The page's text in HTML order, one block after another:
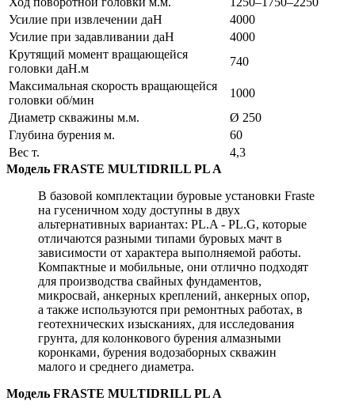
Усилие при извлечении даН
4000
Усилие при задавливании даН
4000
Крутящий момент вращающейся
головки даН.м
740
Максимальная скорость вращающейся
головки об/мин
1000
Диаметр скважины м.м.
Ø 250
Глубина бурения м.
60
Вес т.
4,3
Модель FRASTE MULTIDRILL PL A
В базовой комплектации буровые установки Fraste
на гусеничном ходу доступны в двух
альтернативных вариантах: PL.A - PL.G, которые
отличаются разными типами буровых мачт в
зависимости от характера выполняемой работы.
Компактные и мобильные, они отлично подходят
для производства свайных фундаментов,
микросвай, анкерных креплений, анкерных опор,
а также используются при ремонтных работах, в
геотехнических изысканиях, для исследования
грунта, для колонкового бурения алмазными
коронками, бурения водозаборных скважин
малого и среднего диаметра.
Модель FRASTE MULTIDRILL PL A